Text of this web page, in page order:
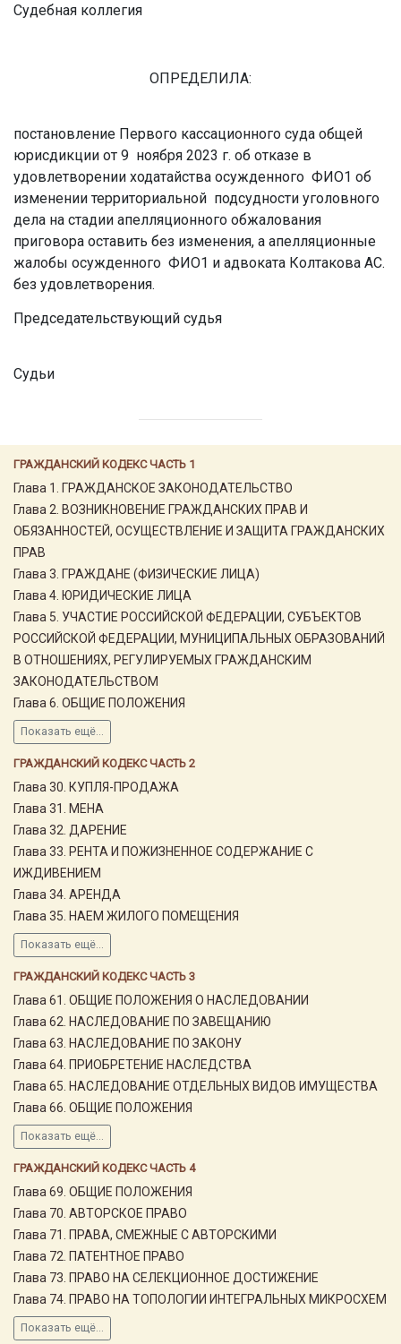
ГРАЖДАНСКИЙ КОДЕКС ЧАСТЬ 1
Глава 1. ГРАЖДАНСКОЕ ЗАКОНОДАТЕЛЬСТВО
Глава 2. ВОЗНИКНОВЕНИЕ ГРАЖДАНСКИХ ПРАВ И
ОБЯЗАННОСТЕЙ, ОСУЩЕСТВЛЕНИЕ И ЗАЩИТА ГРАЖДАНСКИХ
ПРАВ
Глава 3. ГРАЖДАНЕ (ФИЗИЧЕСКИЕ ЛИЦА)
Глава 4. ЮРИДИЧЕСКИЕ ЛИЦА
Глава 5. УЧАСТИЕ РОССИЙСКОЙ ФЕДЕРАЦИИ, СУБЪЕКТОВ
РОССИЙСКОЙ ФЕДЕРАЦИИ, МУНИЦИПАЛЬНЫХ ОБРАЗОВАНИЙ
В ОТНОШЕНИЯХ, РЕГУЛИРУЕМЫХ ГРАЖДАНСКИМ
ЗАКОНОДАТЕЛЬСТВОМ
Глава 6. ОБЩИЕ ПОЛОЖЕНИЯ
Показать ещё...
ГРАЖДАНСКИЙ КОДЕКС ЧАСТЬ 2
Глава 30. КУПЛЯ-ПРОДАЖА
Глава 31. МЕНА
Глава 32. ДАРЕНИЕ
Глава 33. РЕНТА И ПОЖИЗНЕННОЕ СОДЕРЖАНИЕ С
ИЖДИВЕНИЕМ
Глава 34. АРЕНДА
Глава 35. НАЕМ ЖИЛОГО ПОМЕЩЕНИЯ
Показать ещё...
ГРАЖДАНСКИЙ КОДЕКС ЧАСТЬ 3
Глава 61. ОБЩИЕ ПОЛОЖЕНИЯ О НАСЛЕДОВАНИИ
Глава 62. НАСЛЕДОВАНИЕ ПО ЗАВЕЩАНИЮ
Глава 63. НАСЛЕДОВАНИЕ ПО ЗАКОНУ
Глава 64. ПРИОБРЕТЕНИЕ НАСЛЕДСТВА
Глава 65. НАСЛЕДОВАНИЕ ОТДЕЛЬНЫХ ВИДОВ ИМУЩЕСТВА
Глава 66. ОБЩИЕ ПОЛОЖЕНИЯ
Показать ещё...
ГРАЖДАНСКИЙ КОДЕКС ЧАСТЬ 4
Глава 69. ОБЩИЕ ПОЛОЖЕНИЯ
Глава 70. АВТОРСКОЕ ПРАВО
Глава 71. ПРАВА, СМЕЖНЫЕ С АВТОРСКИМИ
Глава 72. ПАТЕНТНОЕ ПРАВО
Глава 73. ПРАВО НА СЕЛЕКЦИОННОЕ ДОСТИЖЕНИЕ
Глава 74. ПРАВО НА ТОПОЛОГИИ ИНТЕГРАЛЬНЫХ МИКРОСХЕМ
Показать ещё...
Судебная коллегия
ОПРЕДЕЛИЛА:
постановление Первого кассационного суда общей
юрисдикции от 9 ноября 2023 г. об отказе в
удовлетворении ходатайства осужденного ФИО1 об
изменении территориальной подсудности уголовного
дела на стадии апелляционного обжалования
приговора оставить без изменения, а апелляционные
жалобы осужденного ФИО1 и адвоката Колтакова АС.
без удовлетворения.
Председательствующий судья
Судьи